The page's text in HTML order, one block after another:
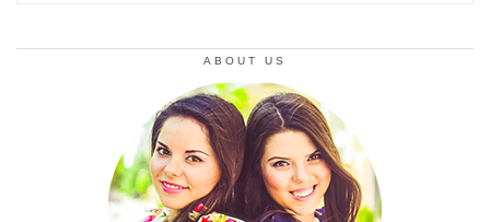
ABOUT US